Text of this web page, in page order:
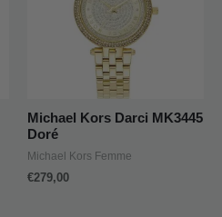
Michael Kors Darci MK3445
Doré
Michael Kors Femme
€279,00